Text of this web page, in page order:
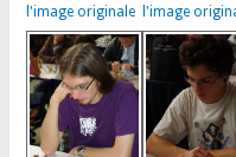
l'image originale
l'image